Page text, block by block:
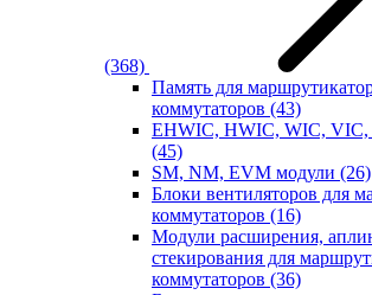
(368)
Память для
коммутаторов (43)
EHWIC, HWIC, WIC,
(45)
SM, NM, EVM модули (26)
Блоки вентиляторов для
коммутаторов (16)
Модули расширения,
стекирования для
коммутаторов (36)